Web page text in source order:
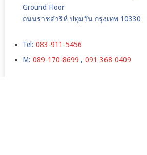
Ground Floor
ถนนราชดำริห์ ปทุมวัน กรุงเทพ 10330
Tel: 083-911-5456
M: 089-170-8699 , 091-368-0409